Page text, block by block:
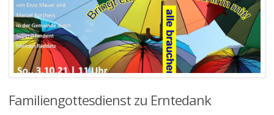
Familiengottesdienst zu Erntedank